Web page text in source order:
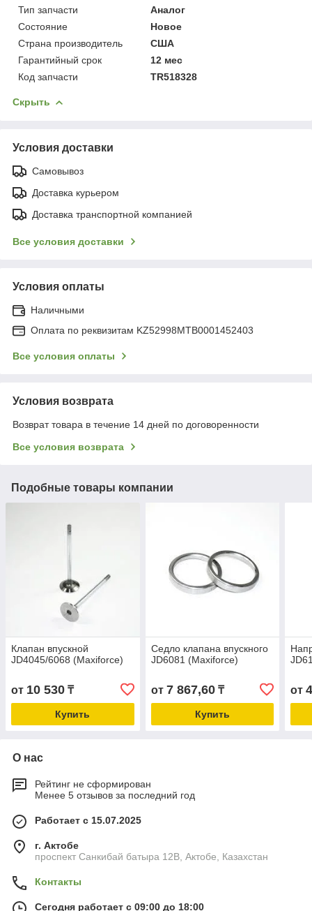
Тип запчасти
Аналог
Состояние
Новое
Страна производитель
США
Гарантийный срок
12 мес
Код запчасти
TR518328
Скрыть
Условия доставки
Самовывоз
Доставка курьером
Доставка транспортной компанией
Все условия доставки
Условия оплаты
Наличными
Оплата по реквизитам KZ52998MTB0001452403
Все условия оплаты
Условия возврата
Возврат товара в течение 14 дней по договоренности
Все условия возврата
Подобные товары компании
Клапан впускной
JD4045/6068 (Maxiforce)
от 10 530 ₸
Купить
Седло клапана впускного
JD6081 (Maxiforce)
от 7 867,60₸
Купить
от
О нас
Рейтинг не сформирован
Менее 5 отзывов за последний год
Работает с 15.07.2025
г. Актобе
проспект Санкибай батыра 12В, Актобе, Казахстан
Контакты
Сегодня работает с 09:00 до 18:00